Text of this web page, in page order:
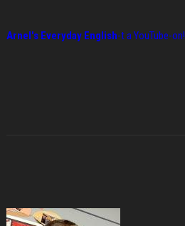
Arnel's Everyday English-t a YouTube-on!